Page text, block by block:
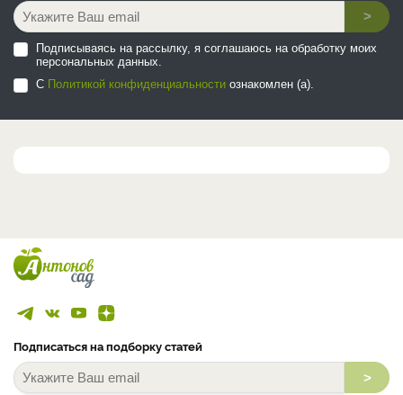
>
Подписываясь на рассылку, я соглашаюсь на обработку моих
персональных данных.
С Политикой конфиденциальности ознакомлен (а).
Подписаться на подборку статей
>